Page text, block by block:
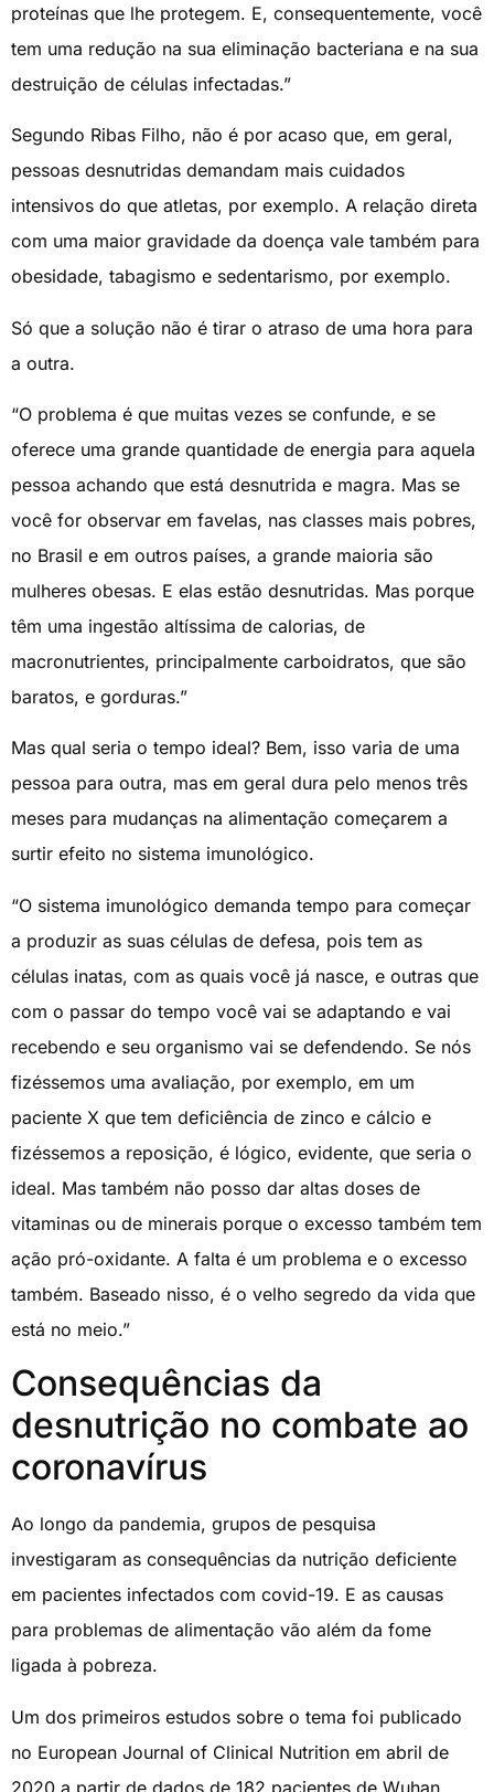
proteínas que lhe protegem. E, consequentemente, você
tem uma redução na sua eliminação bacteriana e na sua
destruição de células infectadas.”
Segundo Ribas Filho, não é por acaso que, em geral,
pessoas desnutridas demandam mais cuidados
intensivos do que atletas, por exemplo. A relação direta
com uma maior gravidade da doença vale também para
obesidade, tabagismo e sedentarismo, por exemplo.
Só que a solução não é tirar o atraso de uma hora para
a outra.
“O problema é que muitas vezes se confunde, e se
oferece uma grande quantidade de energia para aquela
pessoa achando que está desnutrida e magra. Mas se
você for observar em favelas, nas classes mais pobres,
no Brasil e em outros países, a grande maioria são
mulheres obesas. E elas estão desnutridas. Mas porque
têm uma ingestão altíssima de calorias, de
macronutrientes, principalmente carboidratos, que são
baratos, e gorduras.”
Mas qual seria o tempo ideal? Bem, isso varia de uma
pessoa para outra, mas em geral dura pelo menos três
meses para mudanças na alimentação começarem a
surtir efeito no sistema imunológico.
“O sistema imunológico demanda tempo para começar
a produzir as suas células de defesa, pois tem as
células inatas, com as quais você já nasce, e outras que
com o passar do tempo você vai se adaptando e vai
recebendo e seu organismo vai se defendendo. Se nós
fizéssemos uma avaliação, por exemplo, em um
paciente X que tem deficiência de zinco e cálcio e
fizéssemos a reposição, é lógico, evidente, que seria o
ideal. Mas também não posso dar altas doses de
vitaminas ou de minerais porque o excesso também tem
ação pró-oxidante. A falta é um problema e o excesso
também. Baseado nisso, é o velho segredo da vida que
está no meio.”
Consequências da
desnutrição no combate ao
coronavírus
Ao longo da pandemia, grupos de pesquisa
investigaram as consequências da nutrição deficiente
em pacientes infectados com covid-19. E as causas
para problemas de alimentação vão além da fome
ligada à pobreza.
Um dos primeiros estudos sobre o tema foi publicado
no European Journal of Clinical Nutrition em abril de
2020 a partir de dados de 182 pacientes de Wuhan,